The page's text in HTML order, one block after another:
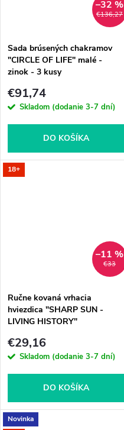
€136,27
–32 %
Sada brúsených chakramov
"CIRCLE OF LIFE" malé -
zinok - 3 kusy
€91,74
Skladom (dodanie 3-7 dní)
DO KOŠÍKA
18+
€33
–11 %
Ručne kovaná vrhacia
hviezdica "SHARP SUN -
LIVING HISTORY"
€29,16
Skladom (dodanie 3-7 dní)
DO KOŠÍKA
Novinka